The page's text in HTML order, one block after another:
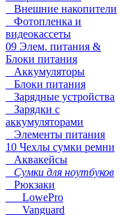
Внешние накопители
Фотопленка и
видеокассеты
09 Элем. питания &
Блоки питания
Аккумуляторы
Блоки питания
Зарядные устройства
Зарядки с
аккумуляторами
Элементы питания
10 Чехлы сумки ремни
Аквакейсы
Сумки для ноутбуков
Рюкзаки
LowePro
Vanguard